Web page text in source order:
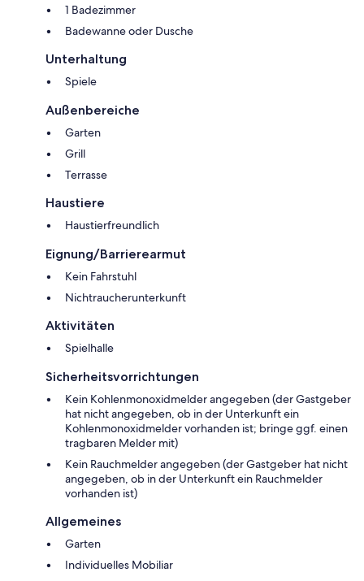
1 Badezimmer
Badewanne oder Dusche
Unterhaltung
Spiele
Außenbereiche
Garten
Grill
Terrasse
Haustiere
Haustierfreundlich
Eignung/Barrierearmut
Kein Fahrstuhl
Nichtraucherunterkunft
Aktivitäten
Spielhalle
Sicherheitsvorrichtungen
Kein Kohlenmonoxidmelder angegeben (der Gastgeber
hat nicht angegeben, ob in der Unterkunft ein
Kohlenmonoxidmelder vorhanden ist; bringe ggf. einen
tragbaren Melder mit)
Kein Rauchmelder angegeben (der Gastgeber hat nicht
angegeben, ob in der Unterkunft ein Rauchmelder
vorhanden ist)
Allgemeines
Garten
Individuelles Mobiliar